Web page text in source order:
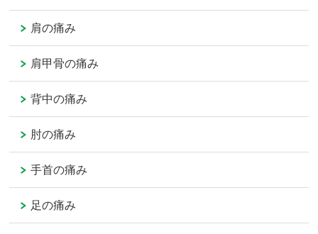
肩の痛み
肩甲骨の痛み
背中の痛み
肘の痛み
手首の痛み
足の痛み